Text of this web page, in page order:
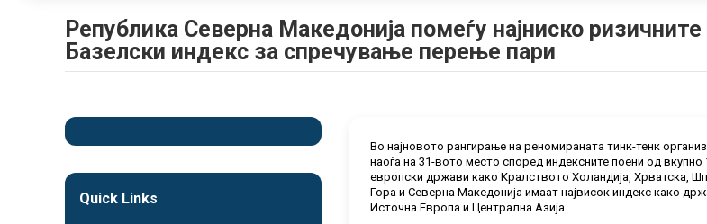
Република Северна Македонија помеѓу најниско
Базелски индекс за спречување перење пари
Во најновото рангирање на реномираната тинк-тенк
наоѓа на 31-вото место според индексните поени од
европски држави како Кралството Холандија, Хрватска,
Гора и Северна Македонија имаат највисок индекс како
Источна Европа и Централна Азија.
Quick Links